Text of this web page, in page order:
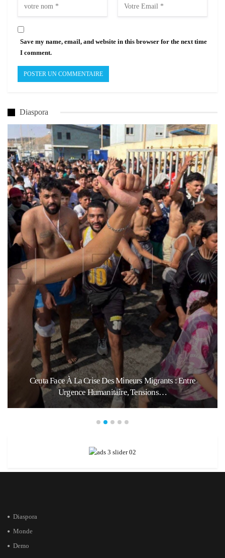
Save my name, email, and website in this browser for the next time
I comment.
Diaspora
Ceuta Face À La Crise Des Mineurs Migrants : Entre
Urgence Humanitaire, Tensions…
Diaspora
Monde
Demo